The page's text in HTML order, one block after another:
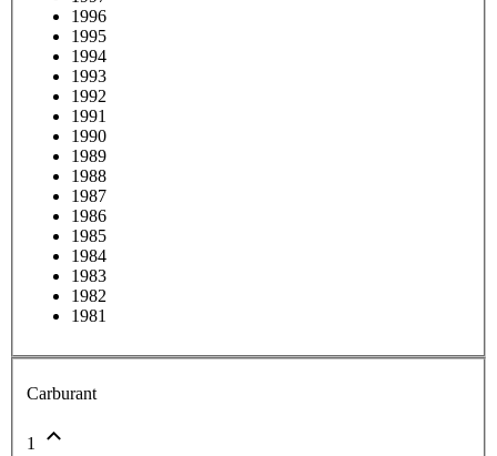
1996
1995
1994
1993
1992
1991
1990
1989
1988
1987
1986
1985
1984
1983
1982
1981
Carburant
1